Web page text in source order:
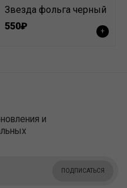
Звезда фольга черный
550₽
+
и
ПОДПИСАТЬСЯ